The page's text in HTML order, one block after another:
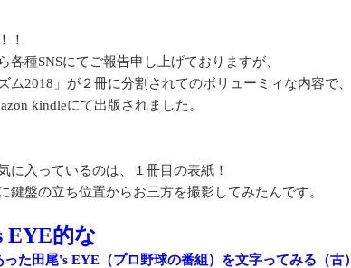
！
各種SNSにてご報告申し上げておりますが、
ム2018」が２冊に分割されてのボリューミィな内容で、
kindleにて出版されました。
に入っているのは、１冊目の表紙！
鍵盤の立ち位置からお三方を撮影してみたんです。
EYE的な
った田尾's EYE（プロ野球の番組）を文字ってみる（古）